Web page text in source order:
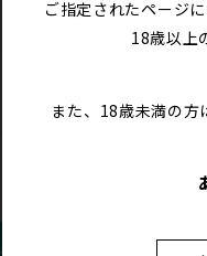
ご指定されたページに
18歳以上
また、18歳未満の方